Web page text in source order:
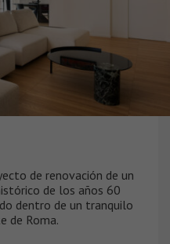
de renovación de un
de los años 60
dentro de un tranquilo
de Roma.